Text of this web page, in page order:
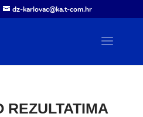
dz-karlovac@ka.t-com.hr
REZULTATIMA